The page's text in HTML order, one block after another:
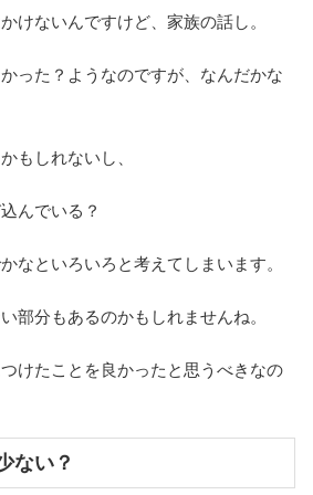
けないんですけど、家族の話し。
った？ようなのですが、なんだかな
もしれないし、
んでいる？
なといろいろと考えてしまいます。
部分もあるのかもしれませんね。
けたことを良かったと思うべきなの
ない？